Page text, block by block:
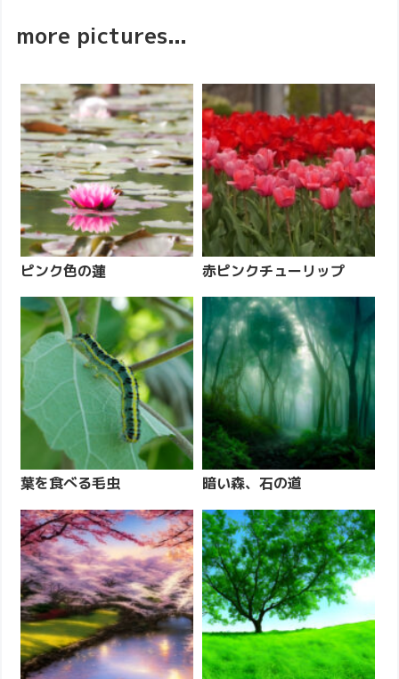
more pictures...
ピンク色の蓮 赤ピンクチューリップ
葉を食べる毛虫 暗い森、石の道